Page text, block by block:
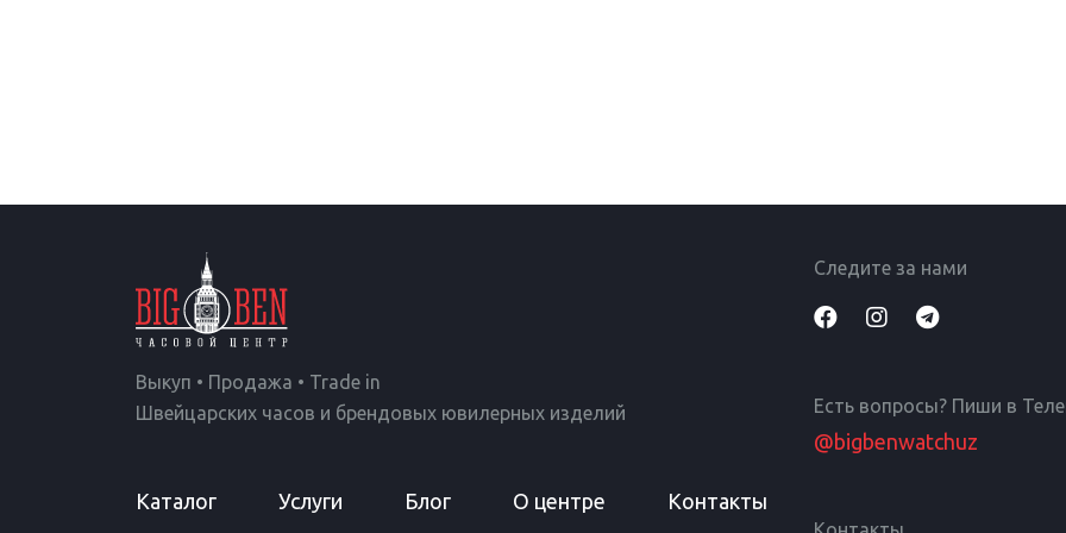
Выкуп • Продажа • Trade in
Швейцарских часов и брендовых ювилерных изделий
Каталог Услуги Блог О центре Контакты
Следите за нами
Есть вопросы? Пиши в
@bigbenwatchuz